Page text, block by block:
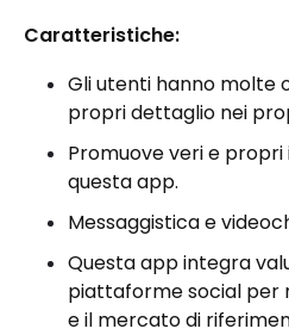
Caratteristiche:
Gli utenti hanno molte
propri dettaglio nei
Promuove veri e
questa app.
Messaggistica e
Questa app integra
piattaforme social per
e il mercato di